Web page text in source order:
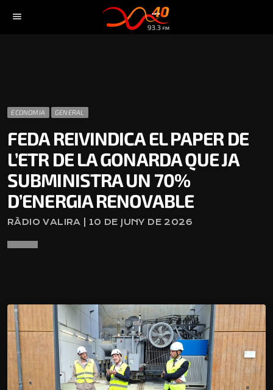
menu
ECONOMIA GENERAL
FEDA REIVINDICA EL PAPER DE
L’ETR DE LA GONARDA QUE JA
SUBMINISTRA UN 70%
D’ENERGIA RENOVABLE
RÀDIO VALIRA | 10 DE JUNY DE 2026